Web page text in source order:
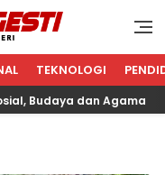
TEKNOLOGI
Budaya dan Agama